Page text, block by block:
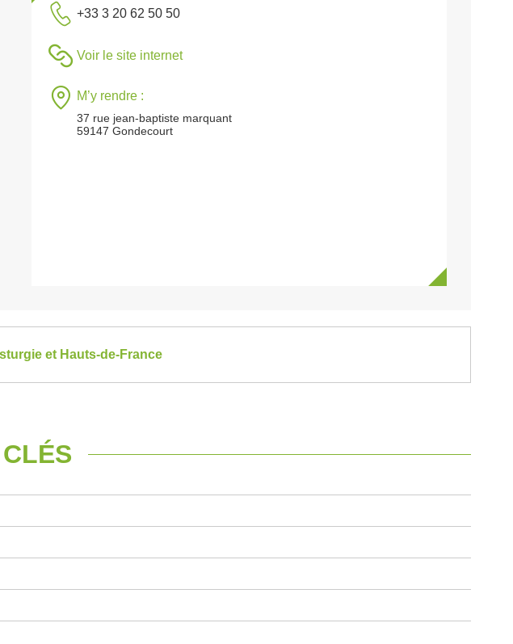
+33 3 20 62 50 50
Voir le site internet
M’y rendre :
37 rue jean-baptiste marquant
59147 Gondecourt
et Hauts-de-France